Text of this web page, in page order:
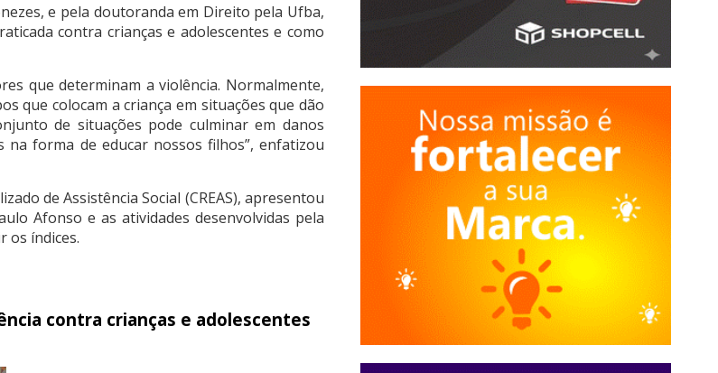
e pela doutoranda em Direito pela Ufba,
contra crianças e adolescentes e como
que determinam a violência. Normalmente,
que colocam a criança em situações que dão
de situações pode culminar em danos
forma de educar nossos filhos”, enfatizou
de Assistência Social (CREAS), apresentou
Afonso e as atividades desenvolvidas pela
os índices.
contra crianças e adolescentes